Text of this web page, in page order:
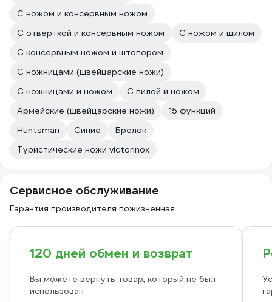
С ножом и консервным ножом
С отвёрткой и консервным ножом
С ножом и шилом
С консервным ножом и штопором
С ножницами (швейцарские ножи)
С ножницами и ножом
С пилой и ножом
Армейские (швейцарские ножи)
15 функций
Huntsman
Синие
Брелок
Туристические ножи victorinox
Сервисное обслуживание
Гарантия производителя пожизненная
120 дней обмен и возврат
Вы можете вернуть товар, который не был
использован